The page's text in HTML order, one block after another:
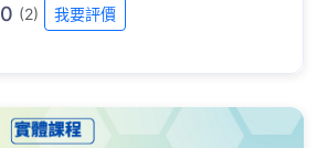
(2) 我要評價